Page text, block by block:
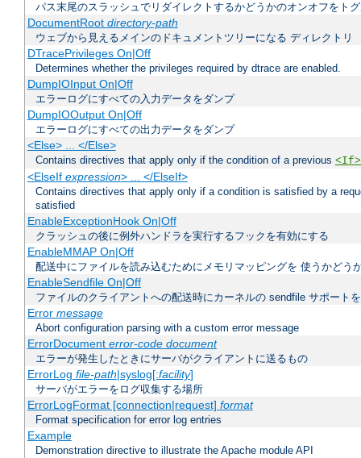
パス末尾のスラッシュでリダイレクトするかどうかのオンオフをト
DocumentRoot directory-path
ウェブから見えるメインのドキュメントツリーになる ディレクトリ
DTracePrivileges On|Off
Determines whether the privileges required by dtrace are enabled.
DumpIOInput On|Off
エラーログにすべての入力データをダンプ
DumpIOOutput On|Off
エラーログにすべての出力データをダンプ
<Else> ... </Else>
Contains directives that apply only if the condition of a previous <If>
<ElseIf expression> ... </ElseIf>
Contains directives that apply only if a condition is satisfied by a
satisfied
EnableExceptionHook On|Off
クラッシュの後に例外ハンドラを実行するフックを有効にする
EnableMMAP On|Off
配送中にファイルを読み込むためにメモリマッピングを 使うかどう
EnableSendfile On|Off
ファイルのクライアントへの配送時にカーネルの sendfile サポート
Error message
Abort configuration parsing with a custom error message
ErrorDocument error-code document
エラーが発生したときにサーバがクライアントに送るもの
ErrorLog file-path|syslog[:facility]
サーバがエラーをログ収集する場所
ErrorLogFormat [connection|request] format
Format specification for error log entries
Example
Demonstration directive to illustrate the Apache module API